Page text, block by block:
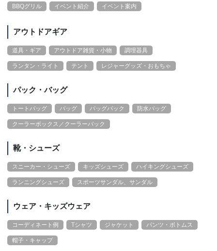
BBQグリル イベント紹介 イベント案内
アウトドアギア
道具・ギア アウトドア雑貨・小物 調理器具
ランタン・ライト テント レジャーグッズ・おもちゃ
パック・バッグ
トートバッグ バッグ バッグパック 防水バッグ
クーラーボックス／クーラーバック
靴・シューズ
スニーカー・シューズ キッズシューズ ハイキングシューズ
ランニングシューズ スポーツサンダル、サンダル
ウェア・キッズウェア
コーディネート例 Tシャツ ジャケット パンツ・ボトムス
帽子・キャップ